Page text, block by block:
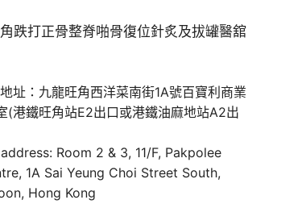
址：九龍旺角西洋菜南街1A號百寶利商業
(港鐵旺角站E2出口或港鐵油麻地站A2出
Room 2 & 3, 11/F, Pakpolee
1A Sai Yeung Choi Street South,
Hong Kong